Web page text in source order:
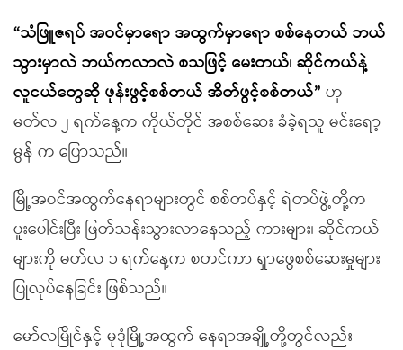
“သံဖြူဇရပ် အဝင်မှာရော အထွက်မှာရော စစ်နေတယ် ဘယ်
သွားမှာလဲ ဘယ်ကလာလဲ စသဖြင့် မေးတယ်၊ ဆိုင်ကယ်နဲ့
လူငယ်တွေဆို ဖုန်းဖွင့်စစ်တယ် အိတ်ဖွင့်စစ်တယ်” ဟု
မတ်လ ၂ ရက်နေ့က ကိုယ်တိုင် အစစ်ဆေး ခံခဲ့ရသူ မင်းရော့
မွန် က ပြောသည်။
မြို့အဝင်အထွက်နေရာများတွင် စစ်တပ်နှင့် ရဲတပ်ဖွဲ့တို့က
ပူးပေါင်းပြီး ဖြတ်သန်းသွားလာနေသည့် ကားများ၊ ဆိုင်ကယ်
များကို မတ်လ ၁ ရက်နေ့က စတင်ကာ ရှာဖွေစစ်ဆေးမှုများ
ပြုလုပ်နေခြင်း ဖြစ်သည်။
မော်လမြိုင်နှင့် မုဒုံမြို့အထွက် နေရာအချို့တို့တွင်လည်း